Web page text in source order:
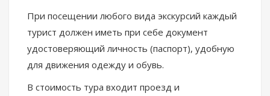
При посещении любого вида экскурсий каждый
турист должен иметь при себе документ
удостоверяющий личность (паспорт), удобную
для движения одежду и обувь.
В стоимость тура входит проезд и